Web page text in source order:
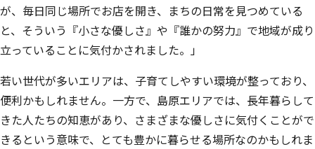
が、毎日同じ場所でお店を開き、まちの日常を見つめている
と、そういう『小さな優しさ』や『誰かの努力』で地域が成り
立っていることに気付かされました。」
若い世代が多いエリアは、子育てしやすい環境が整っており、
便利かもしれません。一方で、島原エリアでは、長年暮らして
きた人たちの知恵があり、さまざまな優しさに気付くことがで
きるという意味で、とても豊かに暮らせる場所なのかもしれま